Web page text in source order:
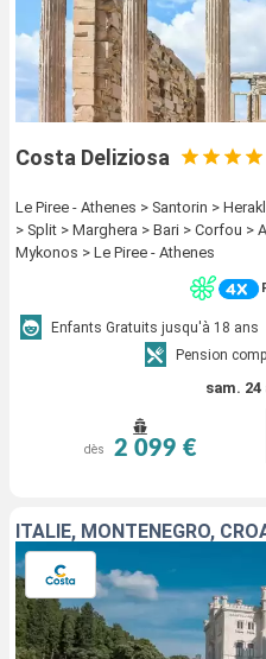
Costa Deliziosa
Le Piree - Athenes > Santorin >
> Split > Marghera > Bari > Corfou >
Mykonos > Le Piree - Athenes
Enfants Gratuits jusqu'à 18 ans
Pension
sam. 24
dès 2 099 €
ITALIE, MONTENEGRO,